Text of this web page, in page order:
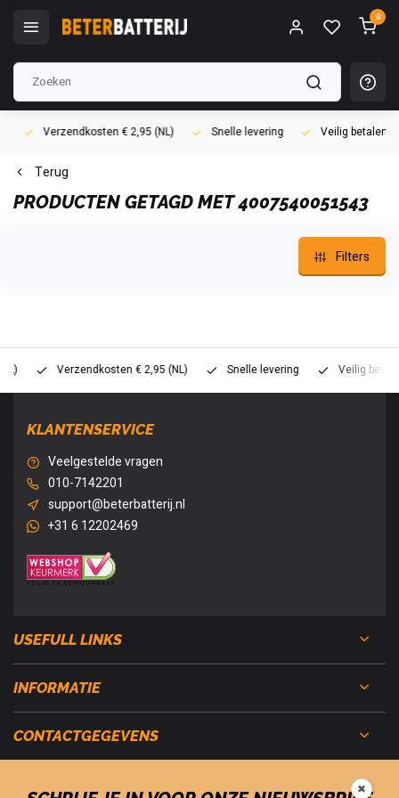
0
Verzendkosten € 2,95 (NL) Snelle levering Veilig betalen
Terug
PRODUCTEN GETAGD MET 4007540051543
Filters
Verzendkosten € 2,95 (NL) Snelle levering Veilig betalen
KLANTENSERVICE
Veelgestelde vragen
010-7142201
support@beterbatterij.nl
+31 6 12202469
USEFULL LINKS
INFORMATIE
CONTACTGEGEVENS
✖